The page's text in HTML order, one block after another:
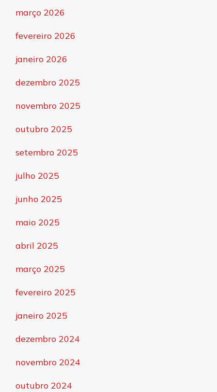
março 2026
fevereiro 2026
janeiro 2026
dezembro 2025
novembro 2025
outubro 2025
setembro 2025
julho 2025
junho 2025
maio 2025
abril 2025
março 2025
fevereiro 2025
janeiro 2025
dezembro 2024
novembro 2024
outubro 2024